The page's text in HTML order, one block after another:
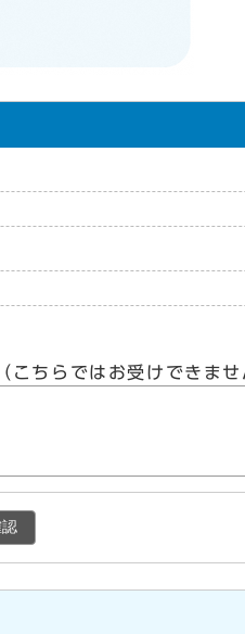
こちらではお受けできま